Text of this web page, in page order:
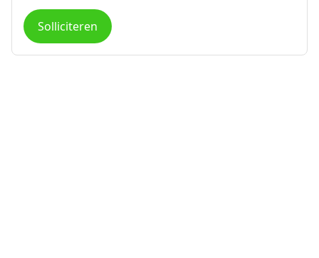
Solliciteren